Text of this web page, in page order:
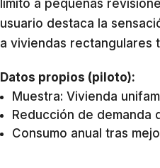
limitó a pequeñas
usuario destaca la
a viviendas rectangulares
Datos propios (piloto):
Muestra: Vivienda
Reducción de demanda
Consumo anual tras